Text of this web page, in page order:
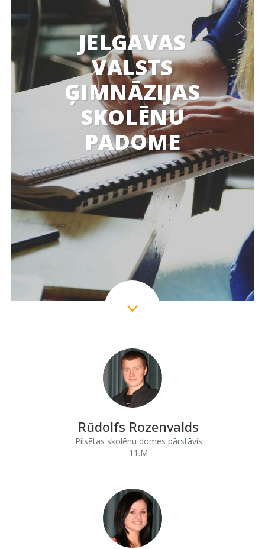
JELGAVAS
VALSTS
ĢIMNĀZIJAS
SKOLĒNU
PADOME
Rūdolfs Rozenvalds
Pilsētas skolēnu domes pārstāvis
11.M